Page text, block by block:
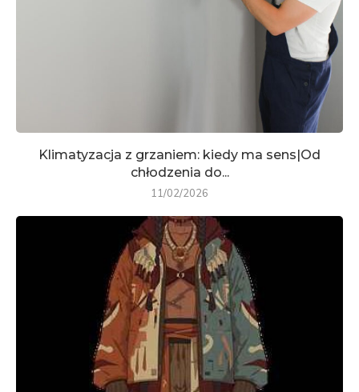
Klimatyzacja z grzaniem: kiedy ma sens|Od
chłodzenia do...
11/02/2026